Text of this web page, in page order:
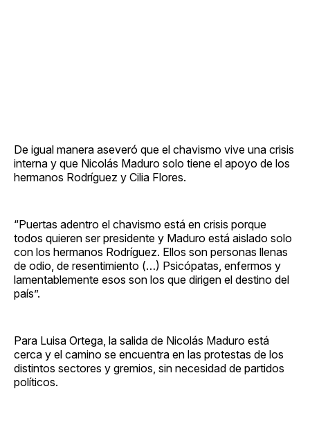
De igual manera aseveró que el chavismo vive una crisis
interna y que Nicolás Maduro solo tiene el apoyo de los
hermanos Rodríguez y Cilia Flores.
“Puertas adentro el chavismo está en crisis porque
todos quieren ser presidente y Maduro está aislado solo
con los hermanos Rodríguez. Ellos son personas llenas
de odio, de resentimiento (…) Psicópatas, enfermos y
lamentablemente esos son los que dirigen el destino del
país”.
Para Luisa Ortega, la salida de Nicolás Maduro está
cerca y el camino se encuentra en las protestas de los
distintos sectores y gremios, sin necesidad de partidos
políticos.